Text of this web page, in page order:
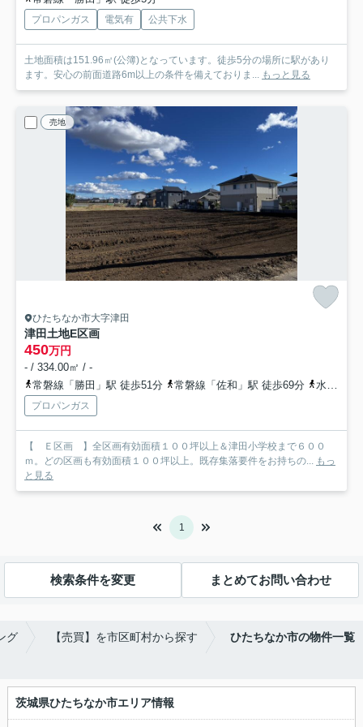
プロパンガス 電気有 公共下水
土地面積は151.96㎡(公簿)となっています。徒歩5分の場所に駅があり
ます。安心の前面道路6m以上の条件を備えておりま...
もっと見る
売地
ひたちなか市大字津田
津田土地E区画
450万円
- / 334.00㎡ / -
常磐線「勝田」駅 徒歩51分
常磐線「佐和」駅 徒歩69分 水郡線「後台」駅 徒歩23分
プロパンガス
【 Ｅ区画 】全区画有効面積１００坪以上＆津田小学校まで６００
ｍ。どの区画も有効面積１００坪以上。既存集落要件をお持ちの...
もっ
と見る
1
検索条件を変更 まとめてお問い合わせ
グ 【売買】を市区町村から探す ひたちなか市の物件一覧
茨城県ひたちなか市エリア情報